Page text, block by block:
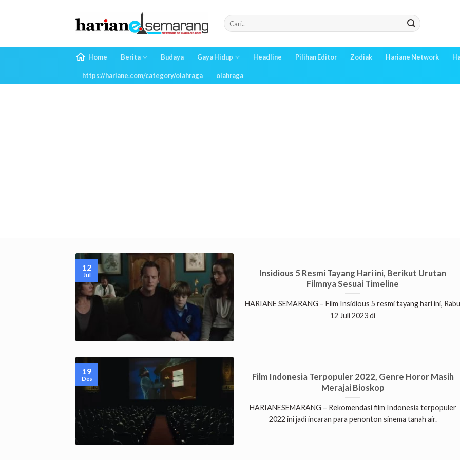
Home Berita Budaya Gaya Hidup Headline Pilihan Editor Zodiak Hariane Network
https://hariane.com/category/olahraga olahraga
Insidious 5 Resmi Tayang Hari ini, Berikut Urutan
Filmnya Sesuai Timeline
HARIANE SEMARANG – Film Insidious 5 resmi tayang hari ini,
12 Juli 2023 di
12
Jul
Film Indonesia Terpopuler 2022, Genre Horor Masih
Merajai Bioskop
HARIANESEMARANG – Rekomendasi film Indonesia terpopuler
2022 ini jadi incaran para penonton sinema tanah air.
19
Des